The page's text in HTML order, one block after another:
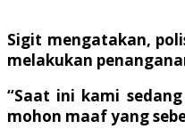
Sigit mengatakan,
melakukan
“Saat ini kami
mohon maaf yang